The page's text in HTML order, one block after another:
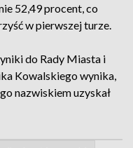
52,49 procent, co
w pierwszej turze.
do Rady Miasta i
Kowalskiego wynika,
nazwiskiem uzyskał